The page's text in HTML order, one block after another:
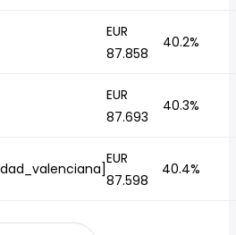
EUR
87.858
40.2%
EUR
87.693
40.3%
EUR
87.598
40.4%